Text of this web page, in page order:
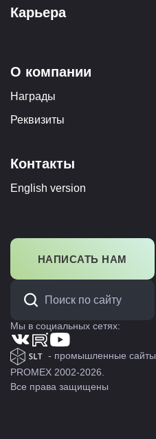
Карьера
О компании
Награды
Реквизиты
Контакты
English version
НАПИСАТЬ НАМ
Мы в социальных сетях:
- промышленные сайты
PROMEX 2002-2026.
Все права защищены